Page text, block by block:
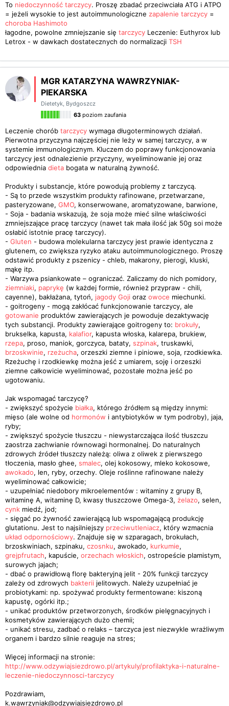
To niedoczynność tarczycy. Proszę zbadać przeciwciała ATG i ATPO
= jeżeli wysokie to jest autoimmunologiczne zapalenie tarczycy =
choroba Hashimoto
łagodne, powolne zmniejszanie się tarczycy Leczenie: Euthyrox lub
Letrox - w dawkach dostatecznych do normalizacji TSH
MGR KATARZYNA WAWRZYNIAK-
PIEKARSKA
Dietetyk, Bydgoszcz
63 poziom zaufania
Leczenie chorób tarczycy wymaga długoterminowych działań.
Pierwotna przyczyna najczęściej nie leży w samej tarczycy, a w
systemie immunologicznym. Kluczem do poprawy funkcjonowania
tarczycy jest odnalezienie przyczyny, wyeliminowanie jej oraz
odpowiednia dieta bogata w naturalną żywność.
Produkty i substancje, które powodują problemy z tarczycą.
- Są to przede wszystkim produkty rafinowane, przetwarzane,
pasteryzowane, GMO, konserwowane, aromatyzowane, barwione,
- Soja - badania wskazują, że soja może mieć silne właściwości
zmniejszające pracę tarczycy (nawet tak mała ilość jak 50g soi może
osłabić istotnie pracę tarczycy).
- Gluten - budowa molekularna tarczycy jest prawie identyczna z
glutenem, co zwiększa ryzyko ataku autoimmunologicznego. Proszę
odstawić produkty z pszenicy - chleb, makarony, pierogi, kluski,
mąkę itp.
- Warzywa psiankowate – ograniczać. Zaliczamy do nich pomidory,
ziemniaki, paprykę (w każdej formie, również przypraw - chili,
cayenne), bakłażana, tytoń, jagody Goji oraz owoce miechunki.
- goitrogeny - mogą zakłócać funkcjonowanie tarczycy, ale
gotowanie produktów zawierających je powoduje dezaktywację
tych substancji. Produkty zawierające goitrogeny to: brokuły,
brukselka, kapusta, kalafior, kapusta włoska, kalarepa, brukiew,
rzepa, proso, maniok, gorczyca, bataty, szpinak, truskawki,
brzoskwinie, rzeżucha, orzeszki ziemne i piniowe, soja, rzodkiewka.
Rzeżuchę i rzodkiewkę można jeść z umiarem, soję i orzeszki
ziemne całkowicie wyeliminować, pozostałe można jeść po
ugotowaniu.
Jak wspomagać tarczycę?
- zwiększyć spożycie białka, którego źródłem są między innymi:
mięso (ale wolne od hormonów i antybiotyków w tym podroby), jaja,
ryby;
- zwiększyć spożycie tłuszczu - niewystarczająca ilość tłuszczu
zaostrza zachwianie równowagi hormonalnej. Do naturalnych
zdrowych źródeł tłuszczy należą: oliwa z oliwek z pierwszego
tłoczenia, masło ghee, smalec, olej kokosowy, mleko kokosowe,
awokado, len, ryby, orzechy. Oleje roślinne rafinowane należy
wyeliminować całkowicie;
- uzupełniać niedobory mikroelementów : witaminy z grupy B,
witaminę A, witaminę D, kwasy tłuszczowe Omega-3, żelazo, selen,
cynk miedź, jod;
- sięgać po żywność zawierającą lub wspomagającą produkcję
glutationu. Jest to najsilniejszy przeciwutleniacz, który wzmacnia
układ odpornościowy. Znajduje się w szparagach, brokułach,
brzoskwiniach, szpinaku, czosnku, awokado, kurkumie,
grejpfrutach, kapuście, orzechach włoskich, ostropeście plamistym,
surowych jajach;
- dbać o prawidłową florę bakteryjną jelit - 20% funkcji tarczycy
zależy od zdrowych bakterii jelitowych. Należy uzupełniać je
probiotykami: np. spożywać produkty fermentowane: kiszoną
kapustę, ogórki itp.;
- unikać produktów przetworzonych, środków pielęgnacyjnych i
kosmetyków zawierających dużo chemii;
- unikać stresu, zadbać o relaks – tarczyca jest niezwykle wrażliwym
organem i bardzo silnie reaguje na stres;
Więcej informacji na stronie:
http://www.odzywiajsiezdrowo.pl/artykuly/profilaktyka-i-naturalne-
leczenie-niedoczynnosci-tarczycy
Pozdrawiam,
k.wawrzyniak@odzywiajsiezdrowo.pl